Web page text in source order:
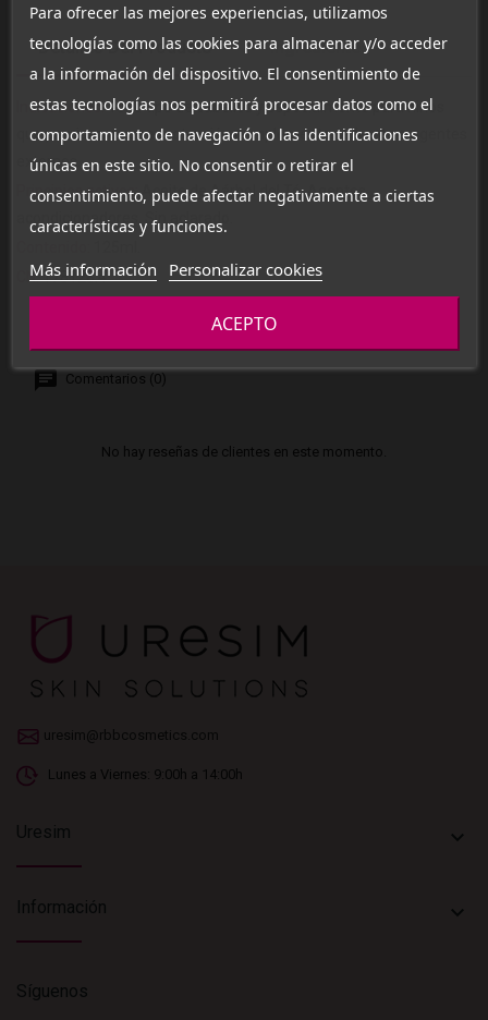
Detalles Del Producto Ingredientes
Indicaciones:Todo tipo de cabellos y especialmente para niños
que precisan de una protección complementaria frente a agentes
externos.
Principios activos:Aceite de Aárbol del Té, Agentes
acondicionadores, Sin aclarado.
CN:178128.4
Comentarios (0)
No hay reseñas de clientes en este momento.
uresim@rbbcosmetics.com
Lunes a Viernes: 9:00h a 14:00h
Para ofrecer las mejores experiencias, utilizamos
tecnologías como las cookies para almacenar y/o acceder
a la información del dispositivo. El consentimiento de
estas tecnologías nos permitirá procesar datos como el
comportamiento de navegación o las identificaciones
únicas en este sitio. No consentir o retirar el
consentimiento, puede afectar negativamente a ciertas
características y funciones.
Más información Personalizar cookies
ACEPTO
Uresim keyboard_arrow_down
Información keyboard_arrow_down
Síguenos